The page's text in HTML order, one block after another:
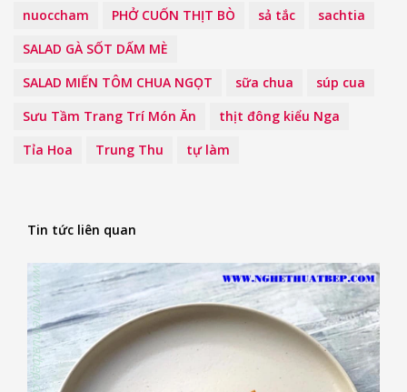
nuoccham
PHỞ CUỐN THỊT BÒ sả tắc
sachtia
SALAD GÀ SỐT DẤM MÈ
SALAD MIẾN TÔM CHUA NGỌT
sữa chua
súp cua
Sưu Tầm Trang Trí Món Ăn
thịt đông kiểu Nga
Tỉa Hoa
Trung Thu tự làm
Tin tức liên quan